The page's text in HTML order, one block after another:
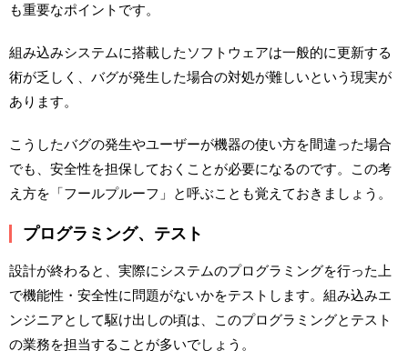
も重要なポイントです。
組み込みシステムに搭載したソフトウェアは一般的に更新する
術が乏しく、バグが発生した場合の対処が難しいという現実が
あります。
こうしたバグの発生やユーザーが機器の使い方を間違った場合
でも、安全性を担保しておくことが必要になるのです。この考
え方を「フールプルーフ」と呼ぶことも覚えておきましょう。
プログラミング、テスト
設計が終わると、実際にシステムのプログラミングを行った上
で機能性・安全性に問題がないかをテストします。組み込みエ
ンジニアとして駆け出しの頃は、このプログラミングとテスト
の業務を担当することが多いでしょう。